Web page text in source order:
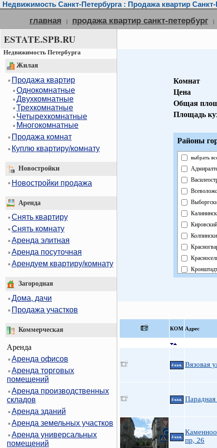
Недвижимость Санкт-Петербурга : Продажа квартир Санкт-
главная | продажа квартир санкт-петербург |
ESTATE.SPB.RU
Недвижимость Петербурга
Жилая
Продажа квартир
Однокомнатные
Двухкомнатные
Трехкомнатные
Четырехкомнатные
Многокомнатные
Продажа комнат
Куплю квартиру/комнату
Новостройки
Новостройки продажа
Аренда
Снять квартиру
Снять комнату
Аренда элитная
Аренда посуточная
Арендуем квартиру/комнату
Загородная
Дома, дачи
Продажа участков
Коммерческая
Аренда
Аренда офисов
Аренда торговых
помещений
Аренда производственных
складов
Аренда зданий
Аренда земельных участков
Аренда универсальных
помещений
Комнат
Цена
Общая
Площадь
Районы
выбрать
Кировский
КOМ Адрес
4 ккв. Вязовая
4 ккв. Парадная
4 ккв.
пр, 26